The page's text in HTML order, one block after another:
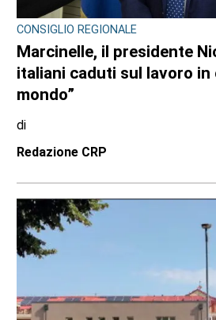
CONSIGLIO REGIONALE
Marcinelle, il presidente
italiani caduti sul lavoro in
mondo”
di
Redazione CRP